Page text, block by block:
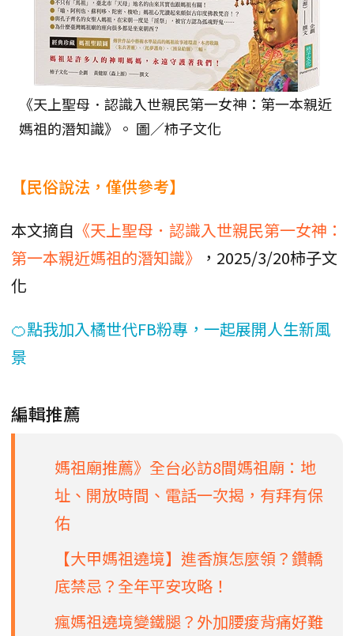
《天上聖母．認識入世親民第一女神：第一本親近
媽祖的潛知識》。 圖／柿子文化
【民俗說法，僅供參考】
本文摘自 《天上聖母．認識入世親民第一女神：
第一本親近媽祖的潛知識》
，2025/3/20柿子文
化
🍊點我加入橘世代FB粉專，一起展開人生新風
景
編輯推薦
媽祖廟推薦》全台必訪8間媽祖廟：地
址、開放時間、電話一次揭，有拜有保
佑
【大甲媽祖遶境】進香旗怎麼領？鑽轎
底禁忌？全年平安攻略！
瘋媽祖遶境變鐵腿？外加腰痠背痛好難